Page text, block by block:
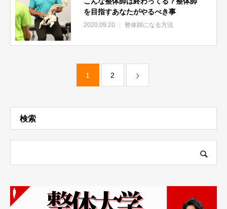
準備中
【ぎっくり腰 対処法】知らないでは済まされない！意外なぎ
っくり腰対処法とは⁉️
準備中
【整体師になるには】開業するには国家資格は必要なのか？
準備中
整体師になるには…治療以外に勉強しておく事はありますか？
整体院を開業するリスクをご存知ですか？
準備中
を目指すあなたがやるべき事
2020.09.20 整体師になる方法
1 2
検索